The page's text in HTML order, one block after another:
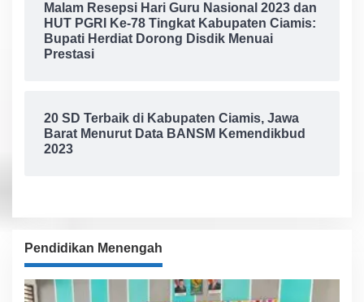
Malam Resepsi Hari Guru Nasional 2023 dan
HUT PGRI Ke-78 Tingkat Kabupaten Ciamis:
Bupati Herdiat Dorong Disdik Menuai
Prestasi
20 SD Terbaik di Kabupaten Ciamis, Jawa
Barat Menurut Data BANSM Kemendikbud
2023
Pendidikan Menengah